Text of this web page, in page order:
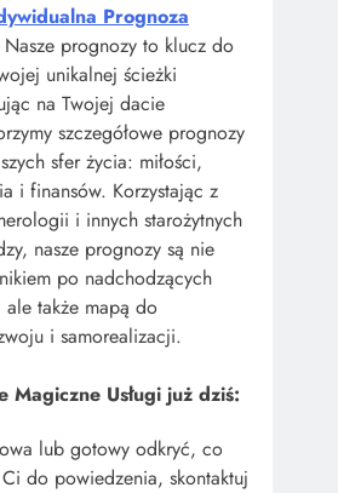
Prognoza
Nasze prognozy to klucz do
unikalnej ścieżki
na Twojej dacie
szczegółowe prognozy
sfer życia: miłości,
i finansów. Korzystając z
i innych starożytnych
nasze prognozy są nie
po nadchodzących
także mapą do
i samorealizacji.
Magiczne Usługi już dziś:
lub gotowy odkryć, co
do powiedzenia, skontaktuj